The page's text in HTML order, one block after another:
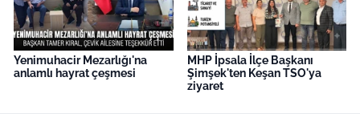
Yenimuhacir Mezarlığı'na
anlamlı hayrat çeşmesi
MHP İpsala İlçe Başkanı
Şimşek'ten Keşan TSO'ya
ziyaret